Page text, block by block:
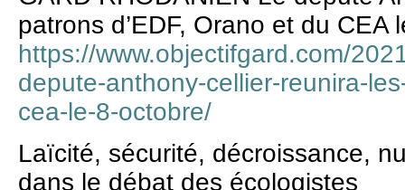
patrons d’EDF, Orano et du CEA
https://www.objectifgard.com/
depute-anthony-cellier-reunira-
cea-le-8-octobre/
Laïcité, sécurité, décroissance,
dans le débat des écologistes